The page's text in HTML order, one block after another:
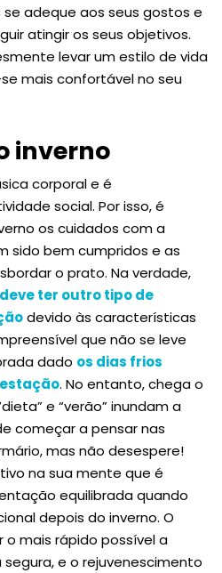
adeque aos seus gostos e
atingir os seus objetivos.
levar um estilo de vida
mais confortável no seu
inverno
corporal e é
social. Por isso, é
os cuidados com a
sido bem cumpridos e as
o prato. Na verdade,
ter outro tipo de
devido às características
que não se leve
dado os dias frios
. No entanto, chega o
e “verão” inundam a
começar a pensar nas
mas não desespere!
na sua mente que é
equilibrada quando
depois do inverno. O
mais rápido possível a
e o rejuvenescimento